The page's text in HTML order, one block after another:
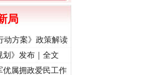
局
动方案》政策解读
划》发布｜全文
属拥政爱民工作